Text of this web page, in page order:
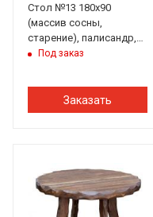
Стол №13 180х90
(массив сосны,
старение), палисандр,
ИРБПод заказ
Заказать